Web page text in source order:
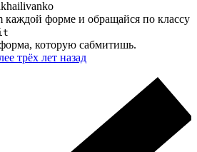
каждой форме и обращайся по классу
которую сабмитишь.
трёх лет назад